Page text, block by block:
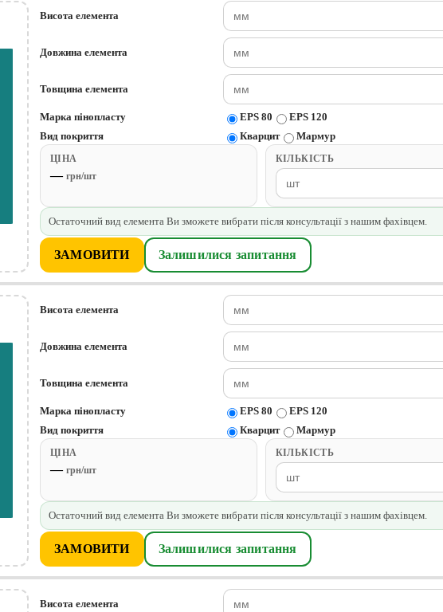
Висота елемента
Довжина елемента
Товщина елемента
Марка пінопласту EPS 80
EPS 120
Вид покриття
Кварцит Мармур
ЦІНА
— грн/шт
КІЛЬКІСТЬ
Остаточний вид елемента Ви зможете вибрати після консультації з нашим фахівцем.
ЗАМОВИТИ Залишилися запитання
Висота елемента
Довжина елемента
Товщина елемента
Марка пінопласту EPS 80
EPS 120
Вид покриття
Кварцит Мармур
ЦІНА
— грн/шт
КІЛЬКІСТЬ
Остаточний вид елемента Ви зможете вибрати після консультації з нашим фахівцем.
ЗАМОВИТИ Залишилися запитання
Висота елемента